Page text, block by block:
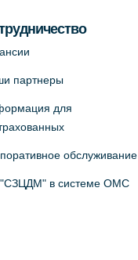
партнеры
для
обслуживание
в системе ОМС